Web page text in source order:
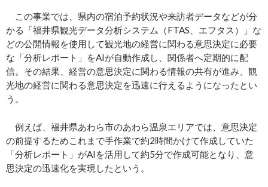
この事業では、県内の宿泊予約状況や来訪者データなどが分
かる「福井県観光データ分析システム（FTAS、エフタス）」な
どの公開情報を使用して観光地の経営に関わる意思決定に必要
な「分析レポート」をAIが自動作成し、関係者へ定期的に配
信。その結果、経営の意思決定に関わる情報の共有が進み、観
光地の経営に関わる意思決定を迅速に行えるようになったとい
う。
例えば、福井県あわら市のあわら温泉エリアでは、意思決定
の前提するためこれまで手作業で約2時間かけて作成していた
「分析レポート」がAIを活用して約5分で作成可能となり、意
思決定の迅速化を実現したという。